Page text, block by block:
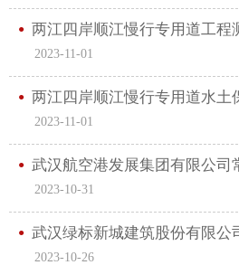
两江四岸顺江慢行专用道工程
2023-11-01
两江四岸顺江慢行专用道水土
2023-11-01
武汉航空港发展集团有限公司
2023-10-31
武汉绿标新城建筑股份有限公
2023-10-26